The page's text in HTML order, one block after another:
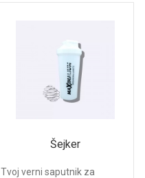
Šejker
Tvoj verni saputnik za